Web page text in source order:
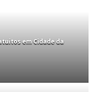
em Cidade da